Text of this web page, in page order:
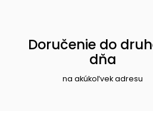
Doručenie do
dňa
na akúkoľvek adresu